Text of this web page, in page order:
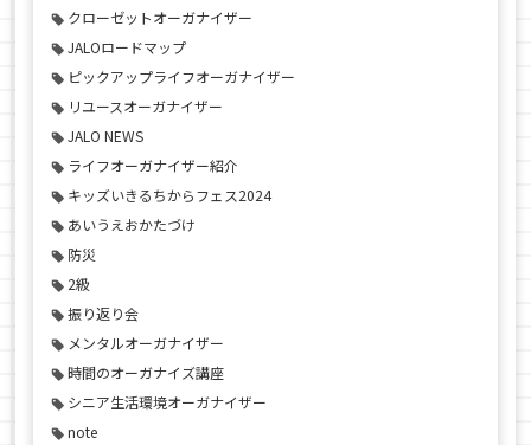
クローゼットオーガナイザー
JALOロードマップ
ピックアップライフオーガナイザー
リユースオーガナイザー
JALO NEWS
ライフオーガナイザー紹介
キッズいきるちからフェス2024
あいうえおかたづけ
防災
2級
振り返り会
メンタルオーガナイザー
時間のオーガナイズ講座
シニア生活環境オーガナイザー
note